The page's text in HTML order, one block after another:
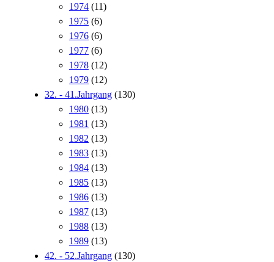
1974 (11)
1975 (6)
1976 (6)
1977 (6)
1978 (12)
1979 (12)
32. - 41.Jahrgang (130)
1980 (13)
1981 (13)
1982 (13)
1983 (13)
1984 (13)
1985 (13)
1986 (13)
1987 (13)
1988 (13)
1989 (13)
42. - 52.Jahrgang (130)